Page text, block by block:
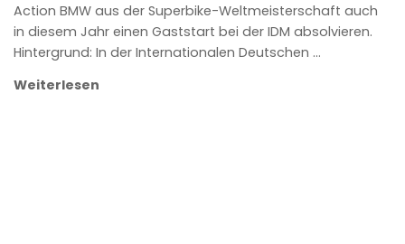
Action BMW aus der Superbike-Weltmeisterschaft auch
in diesem Jahr einen Gaststart bei der IDM absolvieren.
Hintergrund: In der Internationalen Deutschen …
Weiterlesen